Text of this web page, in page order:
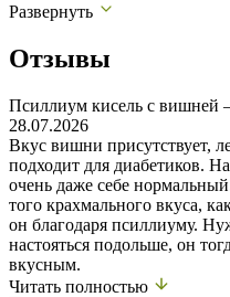
Развернуть
Отзывы
Псиллиум кисель с вишней
28.07.2026
Вкус вишни присутствует,
подходит для диабетиков.
очень даже себе
того крахмального вкуса,
он благодаря псиллиуму.
настояться подольше, он
вкусным.
Читать полностью